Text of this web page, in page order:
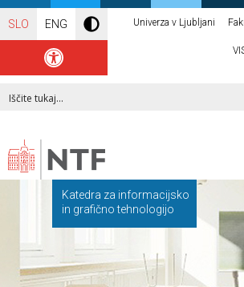
SLO ENG Univerza v Ljubljani
Katedra za informacijsko
in grafično tehnologijo